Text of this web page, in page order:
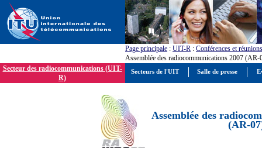
Page principale : UIT-R : Conférences et réunions
Assemblée des radiocommunications 2007 (AR-
Secteur des radiocommunications (UIT-
R)
Assemblée des
(AR-
Secteurs de l'UIT Salle de presse